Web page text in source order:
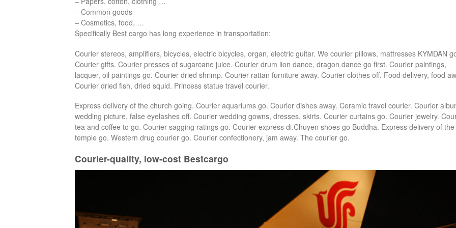
– Common goods
– Cosmetics, food, …
Specifically Best cargo has long experience in transportation:
Courier stereos, amplifiers, bicycles, electric bicycles, organ, electric guitar. We courier pillows, mattresses KYMDAN
Courier gifts. Courier presses of sugarcane juice. Courier drum lion dance, dragon dance go first. Courier paintings,
lacquer, oil paintings go. Courier dried shrimp. Courier rattan furniture away. Courier clothes off. Food delivery, food
Courier dried fish, dried squid. Princess statue travel courier.
Express delivery of the church going. Courier aquariums go. Courier dishes away. Ceramic travel courier. Courier
wedding picture, false eyelashes off. Courier wedding gowns, dresses, skirts. Courier curtains go. Courier jewelry.
tea and coffee to go. Courier sagging ratings go. Courier express di.Chuyen shoes go Buddha. Express delivery of the
temple go. Western drug courier go. Courier confectionery, jam away. The courier go.
Courier-quality, low-cost Bestcargo